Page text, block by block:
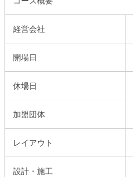
経営会社
開場日
休場日
加盟団体
レイアウト
設計・施工